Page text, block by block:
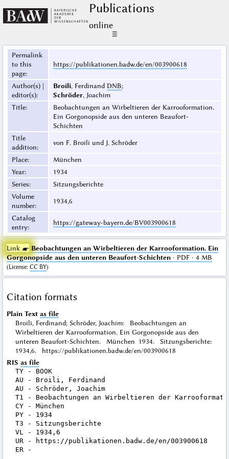
Publications
online
☰
Permalink
to this
page:
https://publikationen.badw.de/en/003900618
Author(s) |
editor(s):
Broili, Ferdinand DNB;
Schröder, Joachim
Title:
Beobachtungen an Wirbeltieren der Karrooformation.
Ein Gorgonopside aus den unteren Beaufort-
Schichten
Title
addition:
von F. Broili und J. Schröder
Place:
München
Year:
1934
Series:
Sitzungsberichte
Volume
number:
1934,6
Catalog
entry:
https://gateway-bayern.de/BV003900618
Link ☛ Beobachtungen an Wirbeltieren der Karrooformation. Ein
Gorgonopside aus den unteren Beaufort-Schichten· PDF · 4 MB
(License: CC BY)
Citation formats
Plain Text as file
Broili, Ferdinand; Schröder, Joachim: Beobachtungen an
Wirbeltieren der Karrooformation. Ein Gorgonopside aus den
unteren Beaufort-Schichten. München 1934. Sitzungsberichte:
1934,6. https://publikationen.badw.de/en/003900618
RIS as file
TY - BOOK
AU - Broili, Ferdinand
AU - Schröder, Joachim
T1 - Beobachtungen an Wirbeltieren der
CY - München
PY - 1934
T3 - Sitzungsberichte
VL - 1934,6
UR - https://publikationen.badw.de/en/003900618